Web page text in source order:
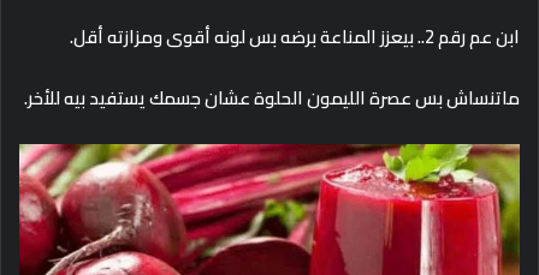
ابن عم رقم 2.. بيعزز المناعة برضه بس لونه أقوى ومزازته أقل.
ماتنساش بس عصرة الليمون الحلوة عشان جسمك يستفيد بيه للأخر.